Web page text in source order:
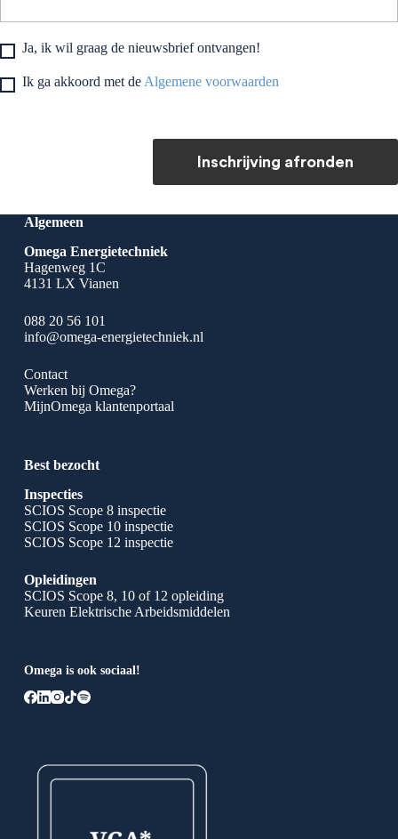
Ja, ik wil graag de nieuwsbrief ontvangen!
Ik ga akkoord met de Algemene voorwaarden
Inschrijving afronden
Algemeen
Omega Energietechniek
Hagenweg 1C
4131 LX Vianen
088 20 56 101
info@omega-energietechniek.nl
Contact
Werken bij Omega?
MijnOmega klantenportaal
Best bezocht
Inspecties
SCIOS Scope 8 inspectie
SCIOS Scope 10 inspectie
SCIOS Scope 12 inspectie
Opleidingen
SCIOS Scope 8, 10 of 12 opleiding
Keuren Elektrische Arbeidsmiddelen
Omega is ook sociaal!